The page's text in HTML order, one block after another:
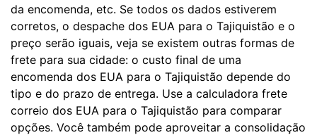
da encomenda, etc. Se todos os dados estiverem
corretos, o despache dos EUA para o Tajiquistão e o
preço serão iguais, veja se existem outras formas de
frete para sua cidade: o custo final de uma
encomenda dos EUA para o Tajiquistão depende do
tipo e do prazo de entrega. Use a calculadora frete
correio dos EUA para o Tajiquistão para comparar
opções. Você também pode aproveitar a consolidação